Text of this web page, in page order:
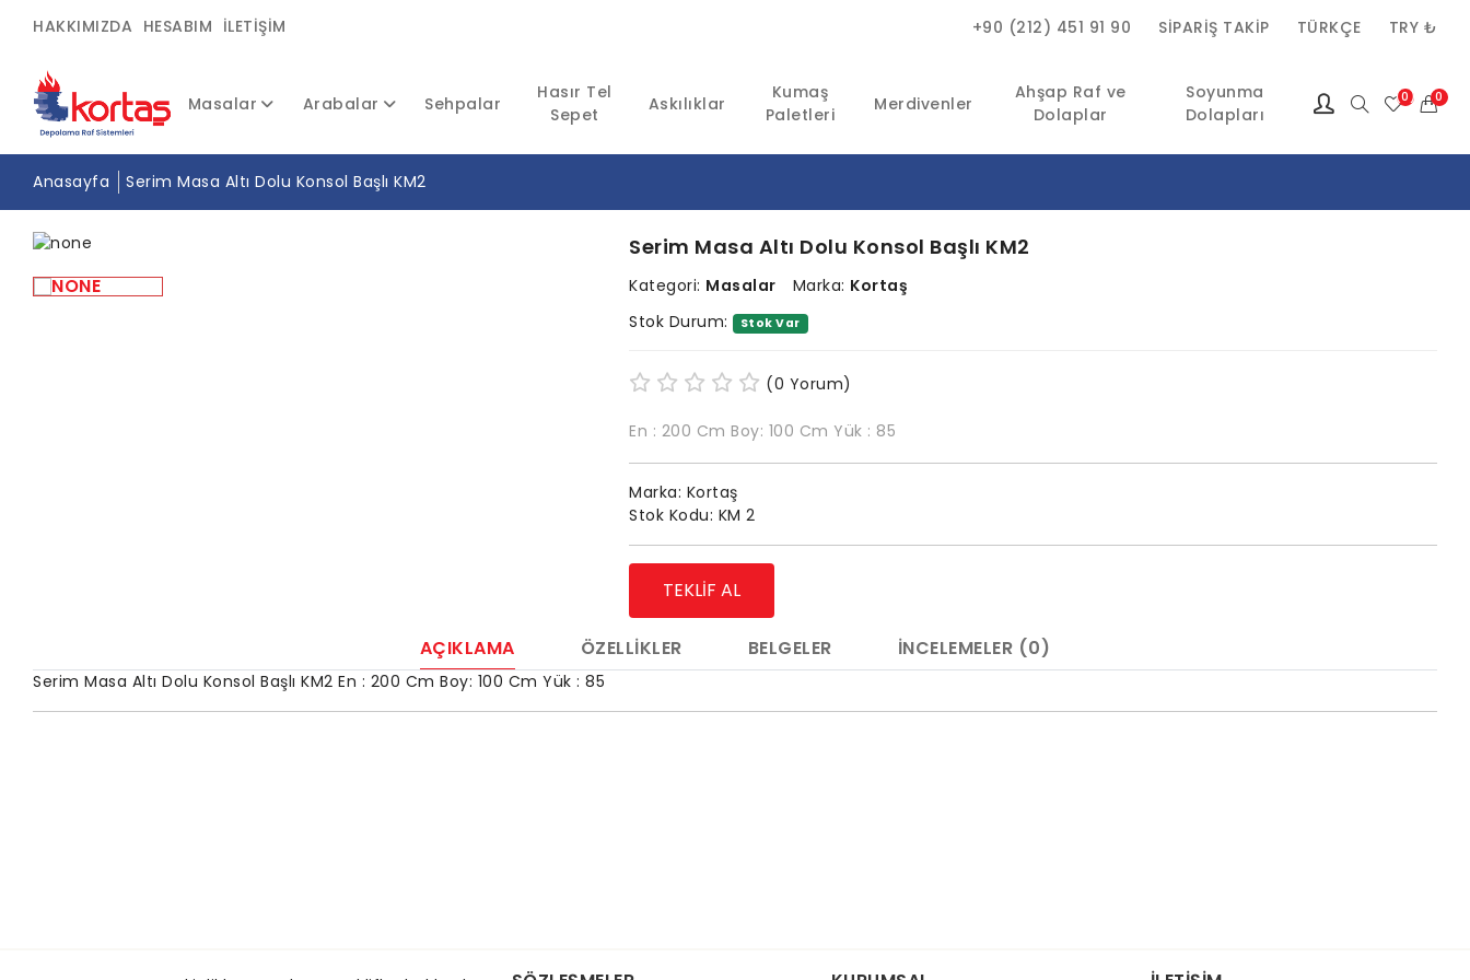
HAKKIMIZDA HESABIM İLETIŞIM +90 (212) 451 91 90 SIPARIŞ TAKIP TÜRKÇE TRY ₺
Masalar Arabalar Sehpalar
Hasır Tel
Sepet
Askılıklar
Kumaş
Paletleri
Merdivenler
Ahşap Raf ve
Dolaplar
Soyunma
Dolapları
(0) 0
Anasayfa Serim Masa Altı Dolu Konsol Başlı KM2
Serim Masa Altı Dolu Konsol Başlı KM2
Kategori: Masalar Marka: Kortaş
Stok Durum:
Stok Var
(0 Yorum)
En : 200 Cm Boy: 100 Cm Yük : 85
Marka: Kortaş
Stok Kodu: KM 2
TEKLIF AL
AÇIKLAMA ÖZELLIKLER BELGELER İNCELEMELER (0)
Serim Masa Altı Dolu Konsol Başlı KM2 En : 200 Cm Boy: 100 Cm Yük : 85